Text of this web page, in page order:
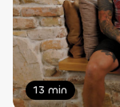
13 min